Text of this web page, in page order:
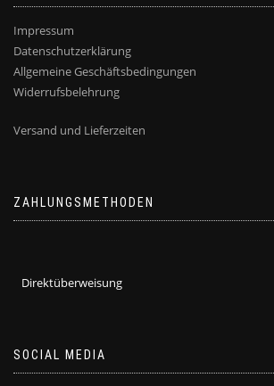
Impressum
Datenschutzerklärung
Allgemeine Geschäftsbedingungen
Widerrufsbelehrung
Versand und Lieferzeiten
ZAHLUNGSMETHODEN
Direktüberweisung
SOCIAL MEDIA